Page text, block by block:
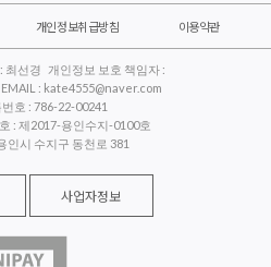
개인정보취급방침 이용약관
최선경 개인정보 보호 책임자 :
: kate4555@naver.com
호 : 786-22-00241
: 제2017-용인수지-0100호
인시 수지구 동천로 381
사업자정보